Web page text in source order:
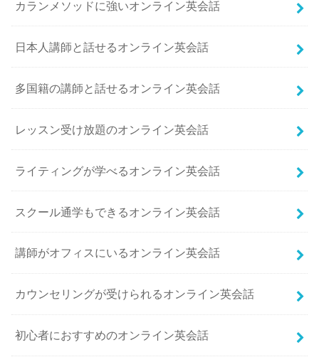
カランメソッドに強いオンライン英会話
日本人講師と話せるオンライン英会話
多国籍の講師と話せるオンライン英会話
レッスン受け放題のオンライン英会話
ライティングが学べるオンライン英会話
スクール通学もできるオンライン英会話
講師がオフィスにいるオンライン英会話
カウンセリングが受けられるオンライン英会話
初心者におすすめのオンライン英会話